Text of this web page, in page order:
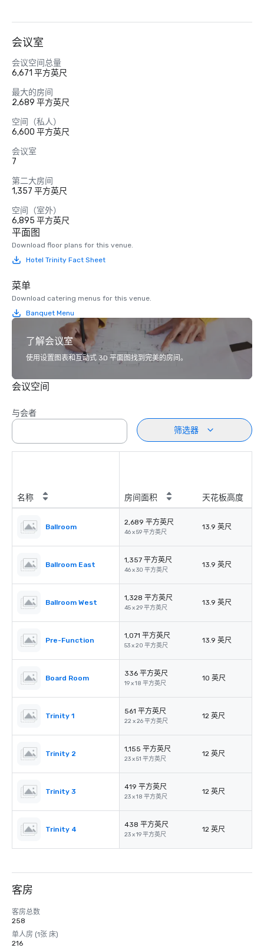
会议室
会议空间总量
6,671 平方英尺
最大的房间
2,689 平方英尺
空间（私人）
6,600 平方英尺
会议室
7
第二大房间
1,357 平方英尺
空间（室外）
6,895 平方英尺
平面图
Download floor plans for this venue.
Hotel Trinity Fact Sheet
菜单
Download catering menus for this venue.
Banquet Menu
了解会议室
使用设置图表和互动式 3D 平面图找到完美的房间。
会议空间
与会者
筛选器
名称 房间面积 天花板高度
Ballroom
2,689 平方英尺
46 x 59 平方英尺
13.9 英尺
Ballroom East
1,357 平方英尺
46 x 30 平方英尺
13.9 英尺
Ballroom West
1,328 平方英尺
45 x 29 平方英尺
13.9 英尺
Pre-Function
1,071 平方英尺
53 x 20 平方英尺
13.9 英尺
Board Room
336 平方英尺
19 x 18 平方英尺
10 英尺
Trinity 1
561 平方英尺
22 x 26 平方英尺
12 英尺
Trinity 2
1,155 平方英尺
23 x 51 平方英尺
12 英尺
Trinity 3
419 平方英尺
23 x 18 平方英尺
12 英尺
Trinity 4
438 平方英尺
23 x 19 平方英尺
12 英尺
客房
客房总数
258
单人房 (1张 床)
216